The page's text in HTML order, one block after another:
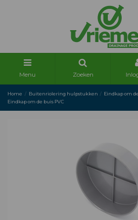
Menu Zoeken
Home Buitenriolering hulpstukken Eindkap om
Eindkap om de buis PVC